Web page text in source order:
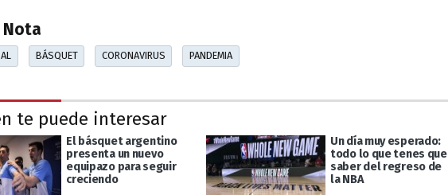
Nota
BÁSQUET CORONAVIRUS PANDEMIA
te puede interesar
El básquet argentino
presenta un nuevo
equipazo para seguir
creciendo
Un día muy esperado:
todo lo que tenes que
saber del regreso de
la NBA